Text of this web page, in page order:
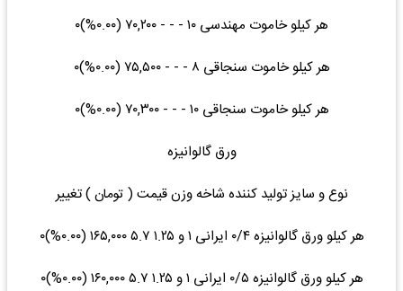
هر کیلو خاموت مهندسی ۱۰ - - - ۷۰,۲۰۰ (۰.۰۰%)۰
هر کیلو خاموت سنجاقی ۸ - - - ۷۵,۵۰۰ (۰.۰۰%)۰
هر کیلو خاموت سنجاقی ۱۰ - - - ۷۰,۳۰۰ (۰.۰۰%)۰
ورق گالوانیزه
نوع و سایز تولید کننده شاخه وزن قیمت ( تومان ) تغییر
هر کیلو ورق گالوانیزه ۰/۴ ایرانی ۱ و ۱.۲۵ ۵.۷ ۱۶۵,۰۰۰ (۰.۰۰%)۰
هر کیلو ورق گالوانیزه ۰/۵ ایرانی ۱ و ۱.۲۵ ۵.۷ ۱۶۰,۰۰۰ (۰.۰۰%)۰